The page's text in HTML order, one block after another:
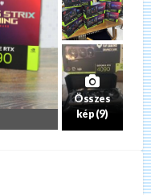
Összes
kép (9)